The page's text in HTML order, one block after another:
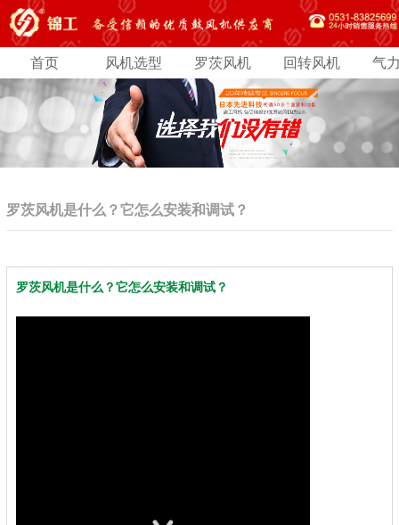
首页 风机选型 罗茨风机 回转风机 气
罗茨风机是什么？它怎么安装和调试？
罗茨风机是什么？它怎么安装和调试？